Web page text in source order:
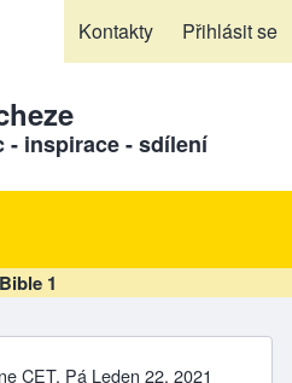
Kontakty Přihlásit se
- inspirace - sdílení
1
CET, Pá Leden 22, 2021